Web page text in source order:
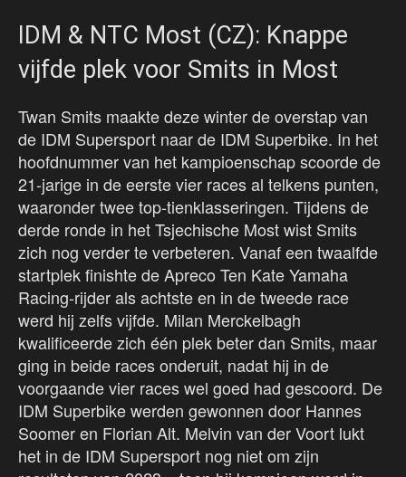
IDM & NTC Most (CZ): Knappe
vijfde plek voor Smits in Most
Twan Smits maakte deze winter de overstap van
de IDM Supersport naar de IDM Superbike. In het
hoofdnummer van het kampioenschap scoorde de
21-jarige in de eerste vier races al telkens punten,
waaronder twee top-tienklasseringen. Tijdens de
derde ronde in het Tsjechische Most wist Smits
zich nog verder te verbeteren. Vanaf een twaalfde
startplek finishte de Apreco Ten Kate Yamaha
Racing-rijder als achtste en in de tweede race
werd hij zelfs vijfde. Milan Merckelbagh
kwalificeerde zich één plek beter dan Smits, maar
ging in beide races onderuit, nadat hij in de
voorgaande vier races wel goed had gescoord. De
IDM Superbike werden gewonnen door Hannes
Soomer en Florian Alt. Melvin van der Voort lukt
het in de IDM Supersport nog niet om zijn